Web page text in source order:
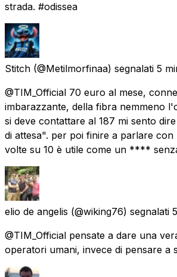
strada. #odissea
Stitch (@Metilmorfinaa) segnalati 5
@TIM_Official 70 euro al mese,
imbarazzante, della fibra nemmeno
si deve contattare al 187 mi sento
di attesa". per poi finire a parlare con
volte su 10 è utile come un ****
elio de angelis (@wiking76) segnalati
@TIM_Official pensate a dare una
operatori umani, invece di pensare a